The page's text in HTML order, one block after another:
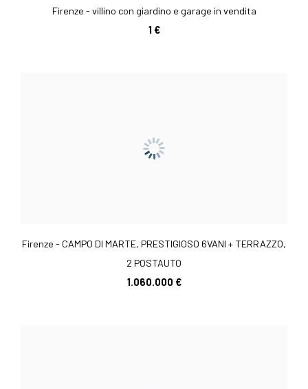
Firenze - villino con giardino e garage in vendita
1 €
Firenze - CAMPO DI MARTE, PRESTIGIOSO 6VANI + TERRAZZO,
2 POSTAUTO
1.060.000 €